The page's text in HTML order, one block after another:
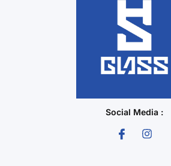
Social Media :